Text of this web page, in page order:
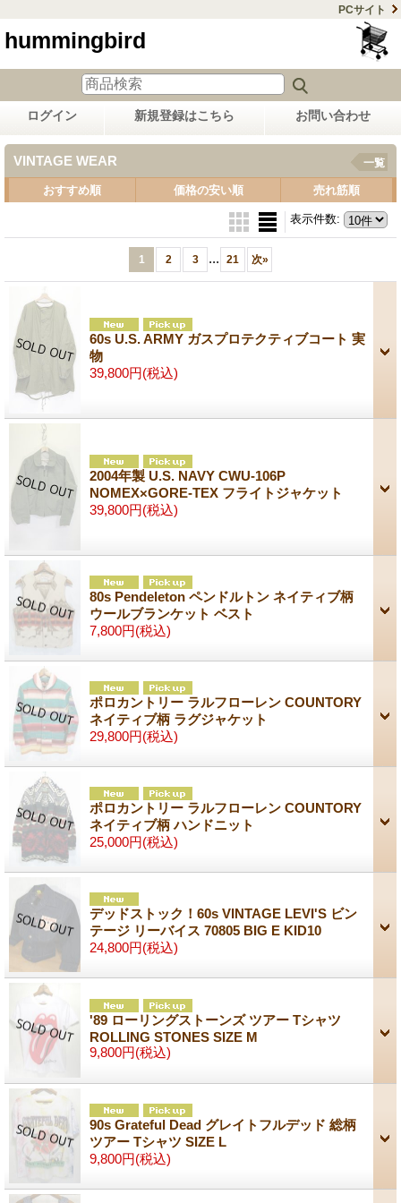
PCサイト
hummingbird
ログイン 新規登録はこちら お問い合わせ
VINTAGE WEAR 一覧
おすすめ順 価格の安い順 売れ筋順
表示件数:
1 2 3 ... 21 次»
60s U.S. ARMY ガスプロテクティブコート 実
物
39,800円(税込)
2004年製 U.S. NAVY CWU-106P
NOMEX×GORE-TEX フライトジャケット
39,800円(税込)
80s Pendeleton ペンドルトン ネイティブ柄
ウールブランケット ベスト
7,800円(税込)
ポロカントリー ラルフローレン COUNTORY
ネイティブ柄 ラグジャケット
29,800円(税込)
ポロカントリー ラルフローレン COUNTORY
ネイティブ柄 ハンドニット
25,000円(税込)
デッドストック！60s VINTAGE LEVI'S ビン
テージ リーバイス 70805 BIG E KID10
24,800円(税込)
'89 ローリングストーンズ ツアー Tシャツ
ROLLING STONES SIZE M
9,800円(税込)
90s Grateful Dead グレイトフルデッド 総柄
ツアー Tシャツ SIZE L
9,800円(税込)